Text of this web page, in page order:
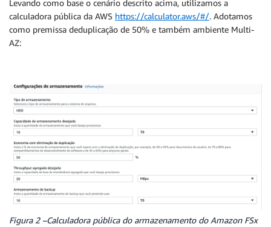
Levando como base o cenário descrito acima, utilizamos a
calculadora pública da AWS https://calculator.aws/#/. Adotamos
como premissa deduplicação de 50% e também ambiente Multi-
AZ:
Figura 2 –Calculadora pública do armazenamento do Amazon FSx